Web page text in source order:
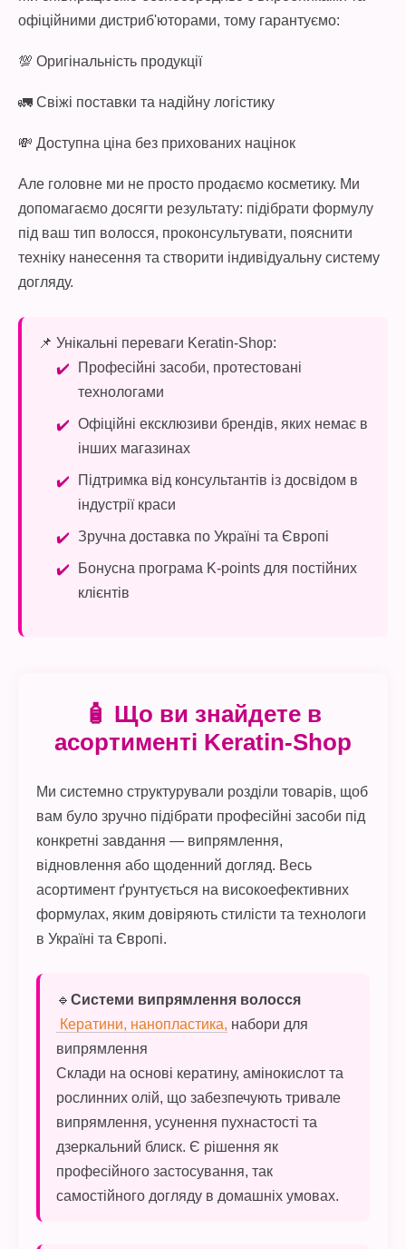
офіційними дистриб'юторами, тому гарантуємо:
💯 Оригінальність продукції
🚛 Свіжі поставки та надійну логістику
💸 Доступна ціна без прихованих націнок
Але головне ми не просто продаємо косметику. Ми
допомагаємо досягти результату: підібрати формулу
під ваш тип волосся, проконсультувати, пояснити
техніку нанесення та створити індивідуальну систему
догляду.
📌 Унікальні переваги Keratin-Shop:
Професійні засоби, протестовані
технологами
Офіційні ексклюзиви брендів, яких немає в
інших магазинах
Підтримка від консультантів із досвідом в
індустрії краси
Зручна доставка по Україні та Європі
Бонусна програма K-points для постійних
клієнтів
🧴 Що ви знайдете в
асортименті Keratin-Shop
Ми системно структурували розділи товарів, щоб
вам було зручно підібрати професійні засоби під
конкретні завдання — випрямлення,
відновлення або щоденний догляд. Весь
асортимент ґрунтується на високоефективних
формулах, яким довіряють стилісти та технологи
в Україні та Європі.
🔹 Системи випрямлення волосся
Кератини, нанопластика, набори для
випрямлення
Склади на основі кератину, амінокислот та
рослинних олій, що забезпечують тривале
випрямлення, усунення пухнастості та
дзеркальний блиск. Є рішення як
професійного застосування, так
самостійного догляду в домашніх умовах.